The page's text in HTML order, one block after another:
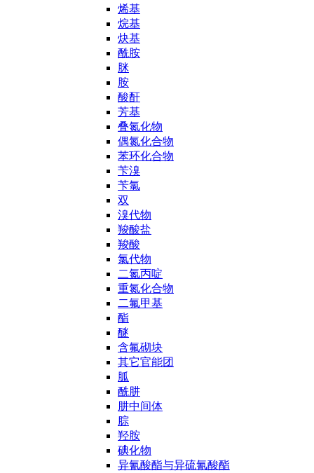
烯基
烷基
炔基
酰胺
脒
胺
酸酐
芳基
叠氮化物
偶氮化合物
苯环化合物
苄溴
苄氯
双
溴代物
羧酸盐
羧酸
氯代物
二氮丙啶
重氮化合物
二氟甲基
酯
醚
含氟砌块
其它官能团
胍
酰肼
肼中间体
腙
羟胺
碘化物
异氰酸酯与异硫氰酸酯